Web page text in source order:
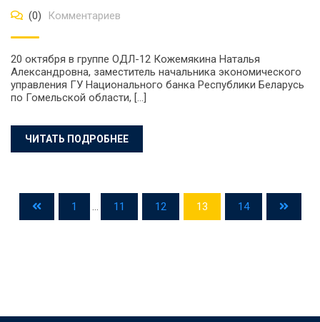
(0) Комментариев
20 октября в группе ОДЛ-12 Кожемякина Наталья
Александровна, заместитель начальника экономического
управления ГУ Национального банка Республики Беларусь
по Гомельской области, […]
ЧИТАТЬ ПОДРОБНЕЕ
1 ... 11 12 13 14